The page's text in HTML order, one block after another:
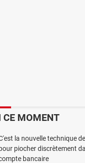
à les télécharger.
CE MOMENT
la nouvelle technique
piocher discrètement
bancaire